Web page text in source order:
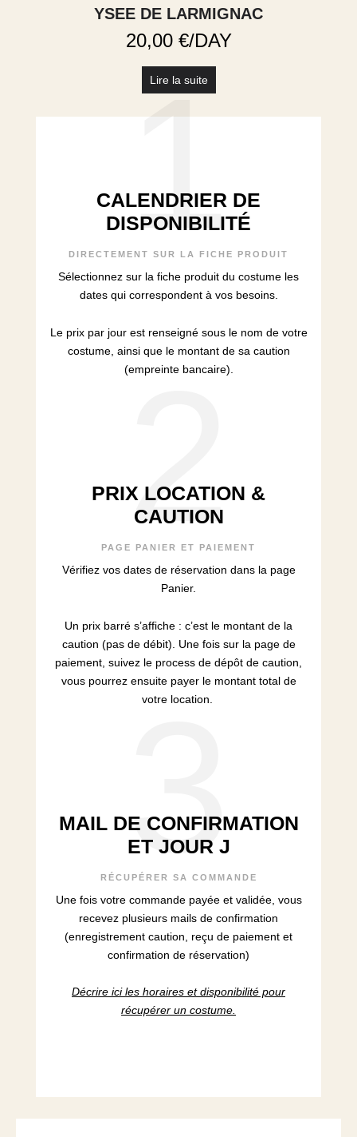
YSEE DE LARMIGNAC
20,00 €/DAY
Lire la suite
1
CALENDRIER DE
DISPONIBILITÉ
DIRECTEMENT SUR LA FICHE PRODUIT
Sélectionnez sur la fiche produit du costume les
dates qui correspondent à vos besoins.
Le prix par jour est renseigné sous le nom de votre
costume, ainsi que le montant de sa caution
(empreinte bancaire).
2
PRIX LOCATION &
CAUTION
PAGE PANIER ET PAIEMENT
Vérifiez vos dates de réservation dans la page
Panier.
Un prix barré s’affiche : c’est le montant de la
caution (pas de débit). Une fois sur la page de
paiement, suivez le process de dépôt de caution,
vous pourrez ensuite payer le montant total de
votre location.
3
MAIL DE CONFIRMATION
ET JOUR J
RÉCUPÉRER SA COMMANDE
Une fois votre commande payée et validée, vous
recevez plusieurs mails de confirmation
(enregistrement caution, reçu de paiement et
confirmation de réservation)
Décrire ici les horaires et disponibilité pour
récupérer un costume.